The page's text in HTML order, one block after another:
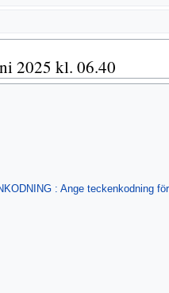
2025 kl. 06.40
: Ange teckenkodning